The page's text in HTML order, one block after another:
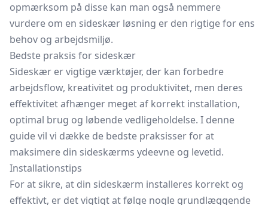
opmærksom på disse kan man også nemmere
vurdere om en sideskær løsning er den rigtige for ens
behov og arbejdsmiljø.
Bedste praksis for sideskær
Sideskær er vigtige værktøjer, der kan forbedre
arbejdsflow, kreativitet og produktivitet, men deres
effektivitet afhænger meget af korrekt installation,
optimal brug og løbende vedligeholdelse. I denne
guide vil vi dække de bedste praksisser for at
maksimere din sideskærms ydeevne og levetid.
Installationstips
For at sikre, at din sideskærm installeres korrekt og
effektivt, er det vigtigt at følge nogle grundlæggende